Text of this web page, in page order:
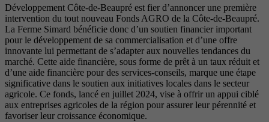
Développement Côte-de-Beaupré est fier d’annoncer une première
intervention du tout nouveau Fonds AGRO de la Côte-de-Beaupré.
La Ferme Simard bénéficie donc d’un soutien financier important
pour le développement de sa commercialisation et d’une offre
innovante lui permettant de s’adapter aux nouvelles tendances du
marché. Cette aide financière, sous forme de prêt à un taux réduit et
d’une aide financière pour des services-conseils, marque une étape
significative dans le soutien aux initiatives locales dans le secteur
agricole. Ce fonds, lancé en juillet 2024, vise à offrir un appui ciblé
aux entreprises agricoles de la région pour assurer leur pérennité et
favoriser leur croissance économique.